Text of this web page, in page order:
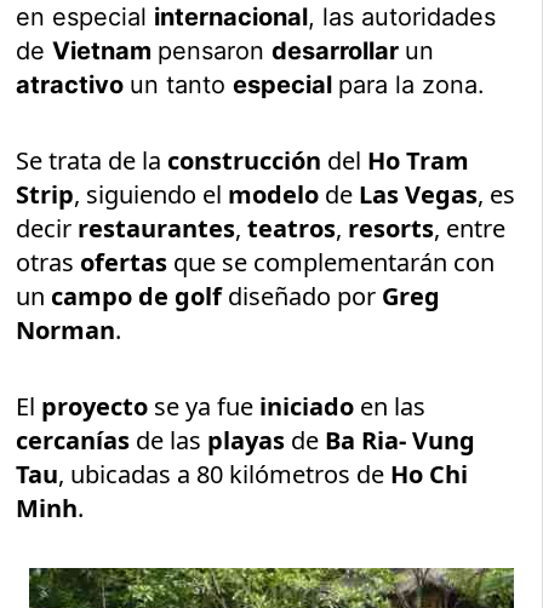
en especial internacional, las autoridades
deVietnam pensarondesarrollar un
atractivo un tantoespecial para la zona.
Se trata de la construcción del Ho Tram
Strip, siguiendo el modelo de Las Vegas, es
decir restaurantes,teatros, resorts, entre
otras ofertas que se complementarán con
un campo de golfdiseñado por Greg
Norman.
El proyecto se ya fue iniciado en las
cercanías de las playas de Ba Ria- Vung
Tau, ubicadas a 80 kilómetros de Ho Chi
Minh.